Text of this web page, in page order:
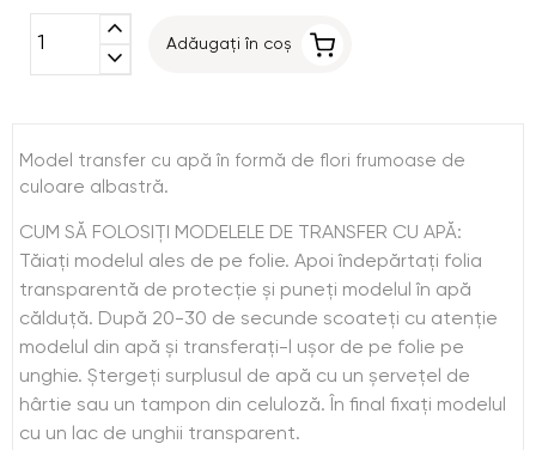
expand_less
expand_more
Adăugați în coș
Model transfer cu apă în formă de flori frumoase de
culoare albastră.
CUM SĂ FOLOSIŢI MODELELE DE TRANSFER CU APĂ:
Tăiaţi modelul ales de pe folie. Apoi îndepărtaţi folia
transparentă de protecţie şi puneţi modelul în apă
călduţă. După 20-30 de secunde scoateţi cu atenţie
modelul din apă şi transferaţi-l uşor de pe folie pe
unghie. Ştergeţi surplusul de apă cu un şerveţel de
hârtie sau un tampon din celuloză. În final fixaţi modelul
cu un lac de unghii transparent.